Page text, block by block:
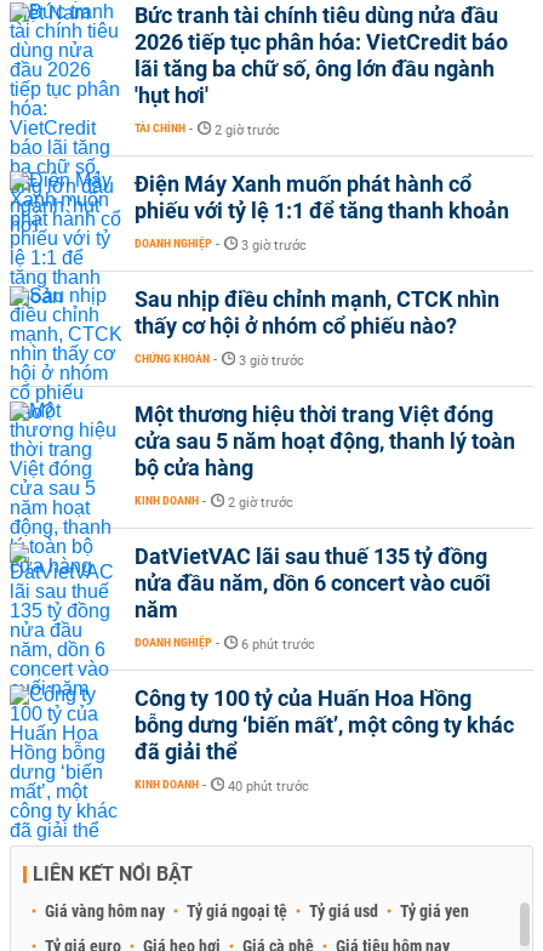
Bức tranh tài chính tiêu dùng nửa đầu
2026 tiếp tục phân hóa: VietCredit báo
lãi tăng ba chữ số, ông lớn đầu ngành
'hụt hơi'
TÀI CHÍNH - 2 giờ trước
Điện Máy Xanh muốn phát hành cổ
phiếu với tỷ lệ 1:1 để tăng thanh khoản
DOANH NGHIỆP - 3 giờ trước
Sau nhịp điều chỉnh mạnh, CTCK nhìn
thấy cơ hội ở nhóm cổ phiếu nào?
CHỨNG KHOÁN - 3 giờ trước
Một thương hiệu thời trang Việt đóng
cửa sau 5 năm hoạt động, thanh lý toàn
bộ cửa hàng
KINH DOANH - 2 giờ trước
DatVietVAC lãi sau thuế 135 tỷ đồng
nửa đầu năm, dồn 6 concert vào cuối
năm
DOANH NGHIỆP - 6 phút trước
Công ty 100 tỷ của Huấn Hoa Hồng
bỗng dưng ‘biến mất’, một công ty khác
đã giải thể
KINH DOANH - 40 phút trước
LIÊN KẾT NỔI BẬT
Giá vàng hôm nay Tỷ giá ngoại tệ Tỷ giá usd
Tỷ giá yen
Tỷ giá euro
Giá heo hơi Giá cà phê Giá tiêu hôm nay